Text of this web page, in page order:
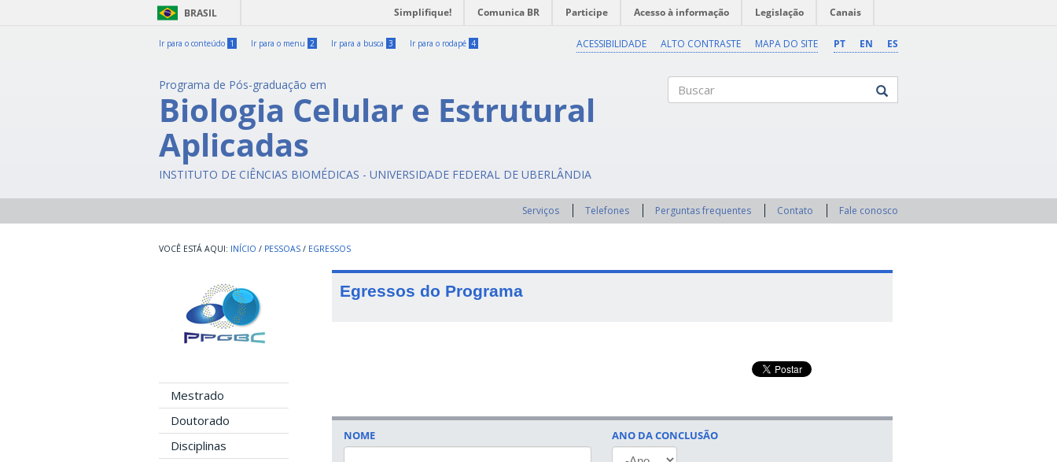
BRASIL Simplifique! Comunica BR Participe Acesso à informação Legislação Canais
Ir para o conteúdo 1 Ir para o menu 2 Ir para a busca 3 Ir para o rodapé 4 PT EN ES
ACESSIBILIDADE ALTO CONTRASTE MAPA DO SITE
Programa de Pós-graduação em
Biologia Celular e Estrutural
Aplicadas
INSTITUTO DE CIÊNCIAS BIOMÉDICAS - UNIVERSIDADE FEDERAL DE UBERLÂNDIA
Serviços Telefones Perguntas frequentes Contato Fale conosco
INÍCIO / PESSOAS / EGRESSOS
Mestrado
Doutorado
Disciplinas
Egressos do Programa
NOME ANO DA CONCLUSÃO